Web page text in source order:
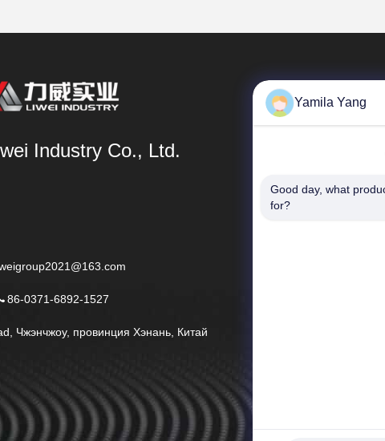
Industry Co., Ltd.
86-0371-6892-1527
Чжэнчжоу, провинция Хэнань, Китай
Yamila Yang
Good day, what
for?